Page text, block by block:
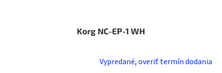
Korg NC-EP-1 WH
Vypredané, overiť termín dodania